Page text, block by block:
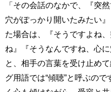
「その会話のなかで、『突
穴がぽっかり開いたみたい
た場合は、『そうですよね
ね』『そうなんですね、心
と、相手の言葉を受け止め
グ用語では“傾聴”と呼ぶの